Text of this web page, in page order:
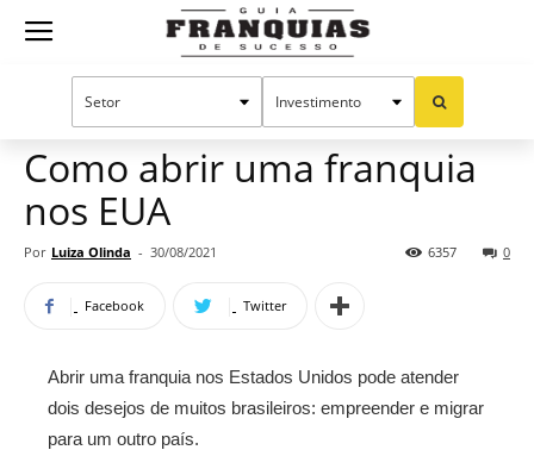
Guia
Dicas para franqueados
Como abrir uma franquia
nos EUA
Por Luiza Olinda - 30/08/2021 0
6357
Facebook Twitter
Abrir uma franquia nos Estados Unidos pode atender
dois desejos de muitos brasileiros: empreender e migrar
para um outro país.